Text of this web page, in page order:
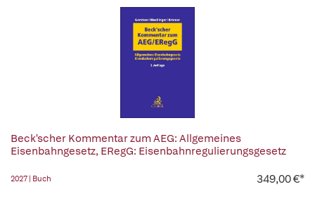
Beck'scher Kommentar zum AEG: Allgemeines
Eisenbahngesetz, ERegG: Eisenbahnregulierungsgesetz
2027 | Buch 349,00 €*